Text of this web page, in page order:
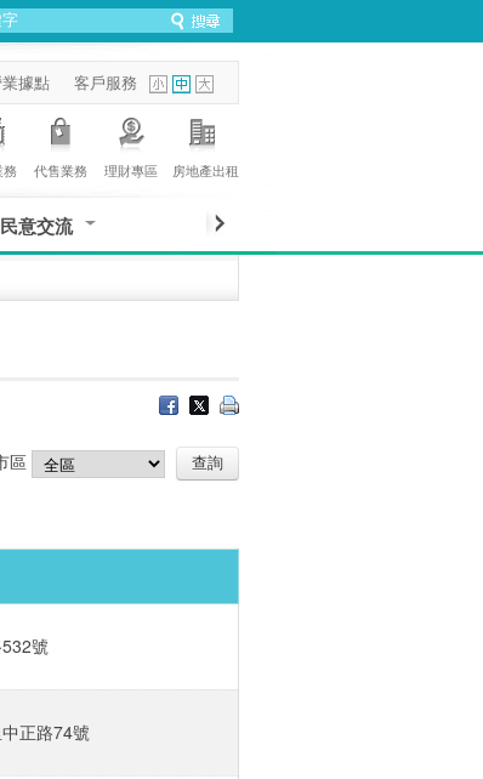
據點 客戶服務
務 代售業務 理財專區 房地產出租
民意交流
區
號‎
正路74號‎